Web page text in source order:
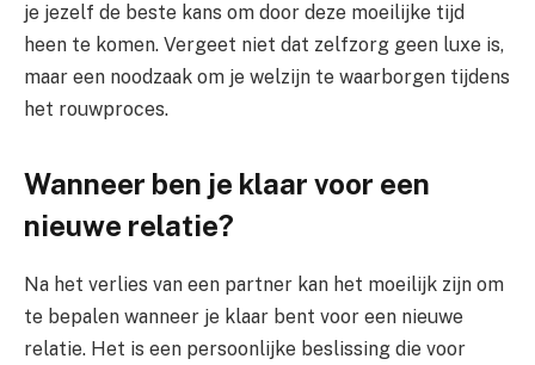
je jezelf de beste kans om door deze moeilijke tijd
heen te komen. Vergeet niet dat zelfzorg geen luxe is,
maar een noodzaak om je welzijn te waarborgen tijdens
het rouwproces.
Wanneer ben je klaar voor een
nieuwe relatie?
Na het verlies van een partner kan het moeilijk zijn om
te bepalen wanneer je klaar bent voor een nieuwe
relatie. Het is een persoonlijke beslissing die voor